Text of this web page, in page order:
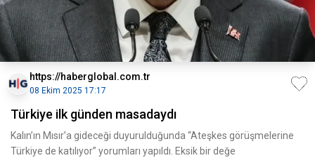
https://haberglobal.com.tr
08 Ekim 2025 17:17
Türkiye ilk günden masadaydı
Kalın’ın Mısır’a gideceği duyurulduğunda “Ateşkes görüşmelerine
Türkiye de katılıyor” yorumları yapıldı. Eksik bir değe